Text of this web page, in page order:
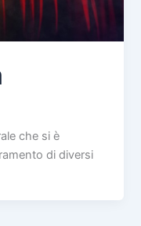
che si è
di diversi